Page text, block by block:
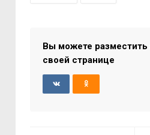
Вы можете разместить
своей странице